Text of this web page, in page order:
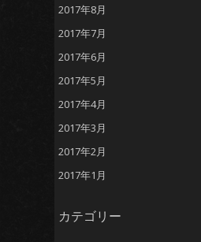
2017年8月
2017年7月
2017年6月
2017年5月
2017年4月
2017年3月
2017年2月
2017年1月
カテゴリー